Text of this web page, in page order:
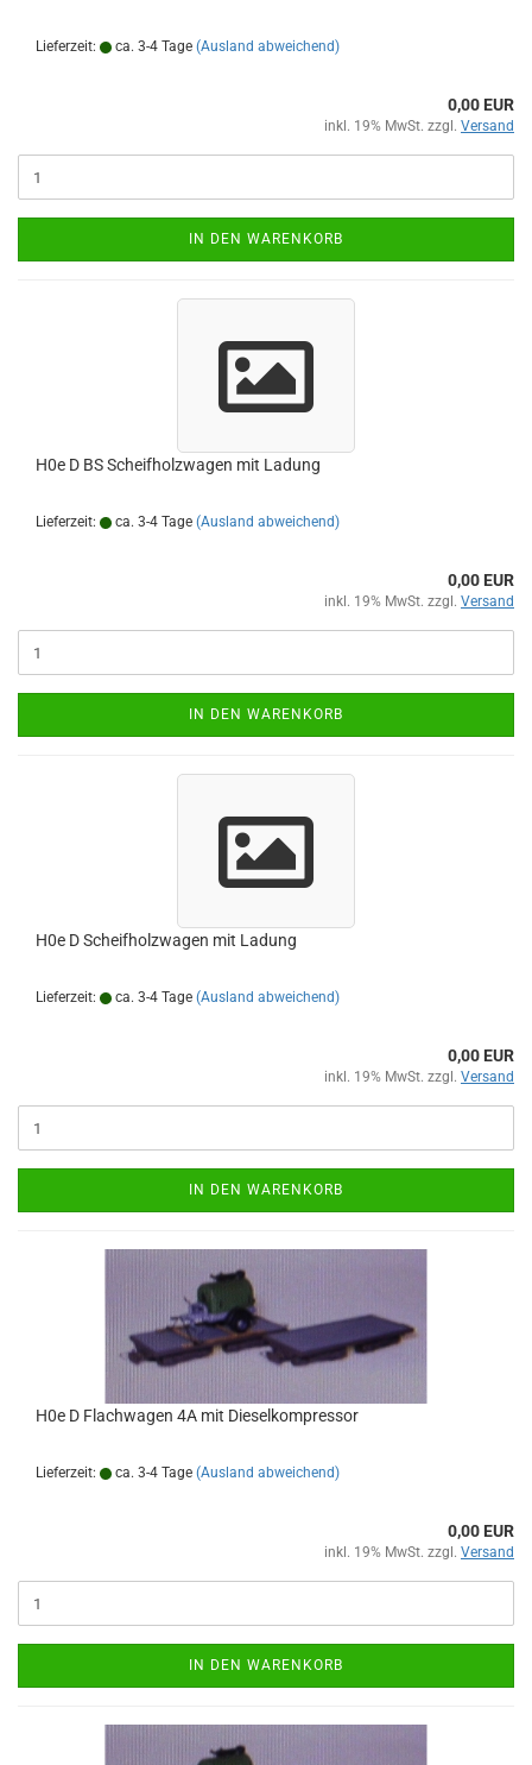
Lieferzeit: ca. 3-4 Tage (Ausland abweichend)
0,00 EUR
inkl. 19% MwSt. zzgl. Versand
IN DEN WARENKORB
H0e D BS Scheifholzwagen mit Ladung
Lieferzeit: ca. 3-4 Tage (Ausland abweichend)
0,00 EUR
inkl. 19% MwSt. zzgl. Versand
IN DEN WARENKORB
H0e D Scheifholzwagen mit Ladung
Lieferzeit: ca. 3-4 Tage (Ausland abweichend)
0,00 EUR
inkl. 19% MwSt. zzgl. Versand
IN DEN WARENKORB
H0e D Flachwagen 4A mit Dieselkompressor
Lieferzeit: ca. 3-4 Tage (Ausland abweichend)
0,00 EUR
inkl. 19% MwSt. zzgl. Versand
IN DEN WARENKORB